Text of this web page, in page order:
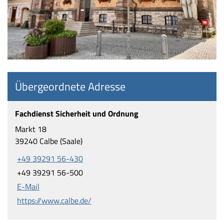
Übergeordnete Adresse
Fachdienst Sicherheit und Ordnung
Markt 18
39240 Calbe (Saale)
+49 39291 56-430
+49 39291 56-500
E-Mail
https://www.calbe.de/